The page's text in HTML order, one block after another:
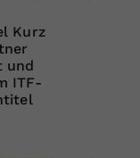
Kurz
und
ITF-